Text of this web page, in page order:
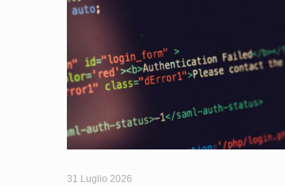
31 Luglio 2026